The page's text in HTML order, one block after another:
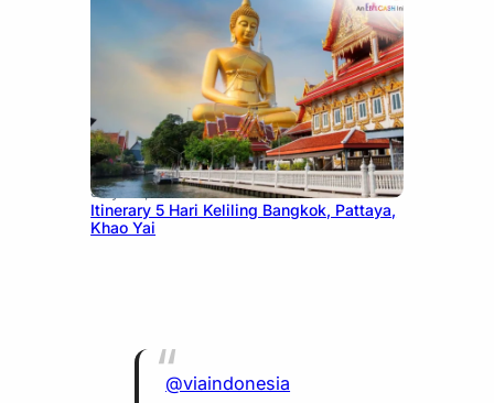
July 20, 2026
Itinerary 5 Hari Keliling Bangkok, Pattaya,
Khao Yai
@viaindonesia